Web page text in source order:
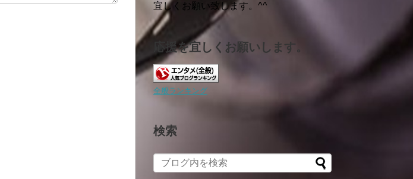
宜しくお願い致します。^^
応援を宜しくお願いします。
全般ランキング
検索